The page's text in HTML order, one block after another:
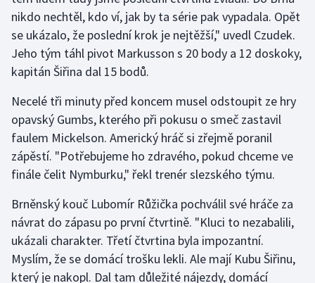
Stolní tenis
Triatlon
Veslování
Vodní slalom
Volejbal
Ostatní
nikdo nechtěl, kdo ví, jak by ta série pak vypadala. Opět
se ukázalo, že poslední krok je nejtěžší," uvedl Czudek.
Jeho tým táhl pivot Markusson s 20 body a 12 doskoky,
kapitán Šiřina dal 15 bodů.
Necelé tři minuty před koncem musel odstoupit ze hry
opavský Gumbs, kterého při pokusu o smeč zastavil
faulem Mickelson. Americký hráč si zřejmě poranil
zápěstí. "Potřebujeme ho zdravého, pokud chceme ve
finále čelit Nymburku," řekl trenér slezského týmu.
Brněnský kouč Lubomír Růžička pochválil své hráče za
návrat do zápasu po první čtvrtině. "Kluci to nezabalili,
ukázali charakter. Třetí čtvrtina byla impozantní.
Myslím, že se domácí trošku lekli. Ale mají Kubu Šiřinu,
který je nakopl. Dal tam důležité nájezdy, domácí